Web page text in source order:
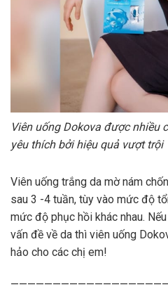
Viên uống Dokova được nhiều
yêu thích bởi hiệu quả vượt trội
Viên uống trắng da mờ nám
sau 3 -4 tuần, tùy vào mức độ
mức độ phục hồi khác nhau.
vấn đề về da thì viên uống
hảo cho các chị em!